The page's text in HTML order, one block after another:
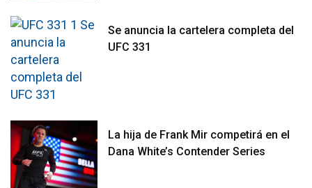
Se anuncia la cartelera completa del
UFC 331
La hija de Frank Mir competirá en el
Dana White’s Contender Series